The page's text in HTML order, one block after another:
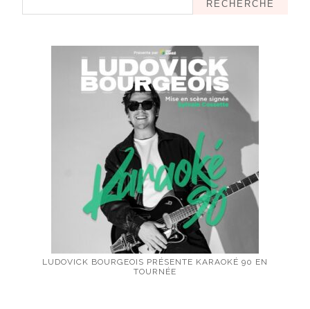
RECHERCHE
LUDOVICK BOURGEOIS PRÉSENTE KARAOKÉ 90 EN
TOURNÉE